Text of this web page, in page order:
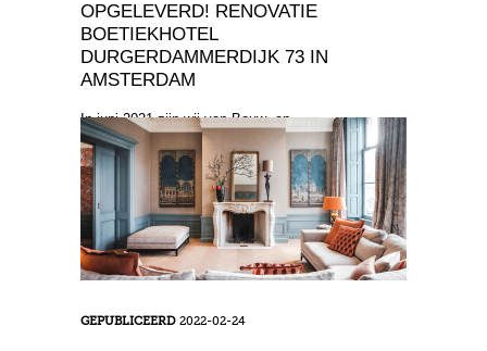
OPGELEVERD! RENOVATIE
BOETIEKHOTEL
DURGERDAMMERDIJK 73 IN
AMSTERDAM
In juni 2021 zijn wij van Bouw- en
Aannemingsbedrijf Kneppers van start gegaan met
een bijzonder project aan de Durgerdammerdijk te
Amsterdam. Hier st ...
GEPUBLICEERD 2022-02-24